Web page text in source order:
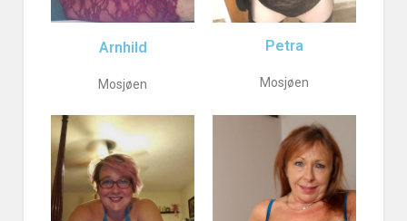
Arnhild
Mosjøen
Petra
Mosjøen